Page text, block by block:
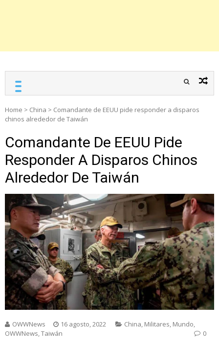
Home > China > Comandante de EEUU pide responder a disparos
chinos alrededor de Taiwán
Comandante De EEUU Pide
Responder A Disparos Chinos
Alrededor De Taiwán
OWWNews 16 agosto, 2022 China, Militares, Mundo,
OWWNews,Taiwán 0